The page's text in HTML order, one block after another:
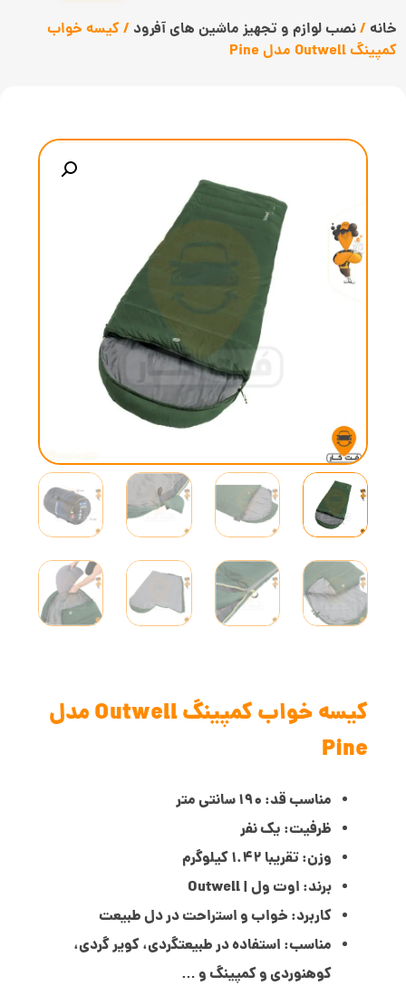
خانه /نصب لوازم و تجهیز ماشین های آفرود / کیسه خواب
کمپینگ Outwell مدل Pine
کیسه خواب کمپینگ Outwell مدل
Pine
مناسب قد: 190 سانتی متر
ظرفیت: یک نفر
وزن: تقریبا 1.42 کیلوگرم
برند: اوت ول | Outwell
کاربرد: خواب و استراحت در دل طبیعت
مناسب: استفاده در طبیعتگردی، کویر گردی،
کوهنوردی و کمپینگ و …